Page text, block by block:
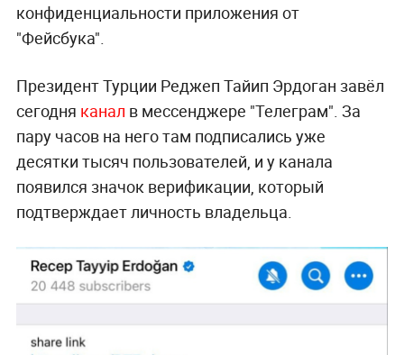
конфиденциальности приложения от
"Фейсбука".
Президент Турции Реджеп Тайип Эрдоган завёл
сегодня канал в мессенджере "Телеграм". За
пару часов на него там подписались уже
десятки тысяч пользователей, и у канала
появился значок верификации, который
подтверждает личность владельца.